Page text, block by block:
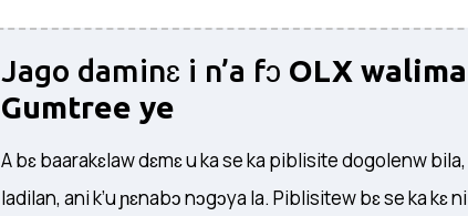
Jago daminɛ i n’a fɔ OLX walima
Gumtree ye
A bɛ baarakɛlaw dɛmɛ u ka se ka piblisite dogolenw bila,
ladilan, ani k’u ɲɛnabɔ nɔgɔya la. Piblisitew bɛ se ka kɛ ni